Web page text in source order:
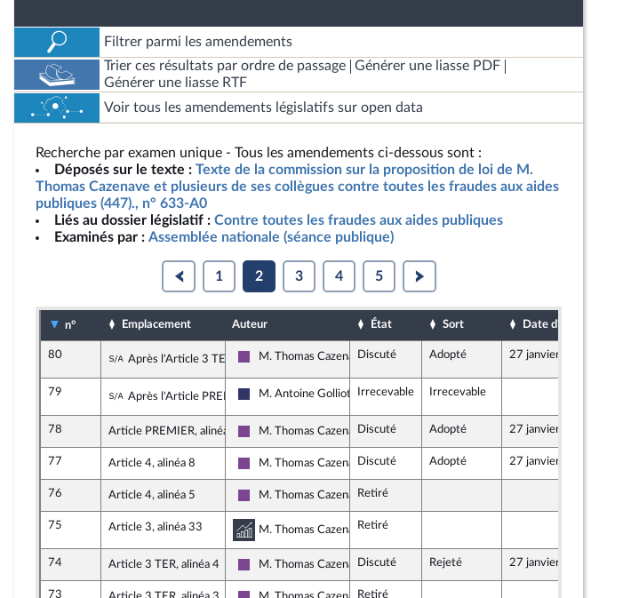
Filtrer parmi les amendements
Trier ces résultats par ordre de passage
Générer une liasse PDF
Générer une liasse RTF
Voir tous les amendements législatifs sur open data
Recherche par examen unique - Tous les amendements ci-dessous sont :
Déposés sur le texte : Texte de la commission sur la proposition de loi de M.
Thomas Cazenave et plusieurs de ses collègues contre toutes les fraudes aux aides
publiques (447)., n° 633-A0
Liés au dossier législatif : Contre toutes les fraudes aux aides publiques
Examinés par : Assemblée nationale (séance publique)
1 2 3 4 5
n° Emplacement Auteur État Sort Date d'examen
80 Sous-amendement de l'amendement n°39
Après l'Article 3 TER Ensemble pour la République
M. Thomas CazenaveDiscuté Adopté 27 janvier 2025
79 Sous-amendement de l'amendement n°69
Après l'Article PREMIER Rassemblement National
M. Antoine Golliot Irrecevable Irrecevable
78 Article PREMIER, alinéa 4
Ensemble pour la République
M. Thomas CazenaveDiscuté Adopté 27 janvier 2025
77 Article 4, alinéa 8
Ensemble pour la République
M. Thomas CazenaveDiscuté Adopté 27 janvier 2025
76 Article 4, alinéa 5
Ensemble pour la République
M. Thomas CazenaveRetiré
75 Article 3, alinéa 33 Commission des affaires économiques
M. Thomas Cazenave, rapporteur de la commission des affaires économiques
Retiré
74 Article 3 TER, alinéa 4
Ensemble pour la République
M. Thomas CazenaveDiscuté Rejeté 27 janvier 2025
73 Retiré